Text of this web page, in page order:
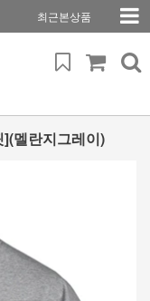
최근본상품
멜란지그레이)